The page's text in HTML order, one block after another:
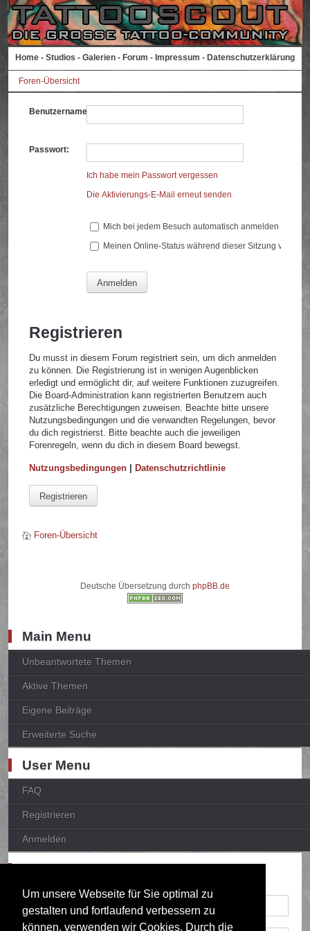
Um unsere Webseite für Sie optimal zu
gestalten und fortlaufend verbessern zu
können, verwenden wir Cookies. Durch die
Home - Studios - Galerien - Forum - Impressum - Datenschutzerklärung
Foren-Übersicht
Benutzername:
Passwort:
Ich habe mein Passwort vergessen
Die Aktivierungs-E-Mail erneut senden
Mich bei jedem Besuch automatisch anmelden
Meinen Online-Status während dieser Sitzung
Registrieren
Du musst in diesem Forum registriert sein, um dich anmelden
zu können. Die Registrierung ist in wenigen Augenblicken
erledigt und ermöglicht dir, auf weitere Funktionen zuzugreifen.
Die Board-Administration kann registrierten Benutzern auch
zusätzliche Berechtigungen zuweisen. Beachte bitte unsere
Nutzungsbedingungen und die verwandten Regelungen, bevor
du dich registrierst. Bitte beachte auch die jeweiligen
Forenregeln, wenn du dich in diesem Board bewegst.
Nutzungsbedingungen |Datenschutzrichtlinie
Registrieren
Foren-Übersicht
Deutsche Übersetzung durch phpBB.de
Main Menu
Unbeantwortete Themen
Aktive Themen
Eigene Beiträge
Erweiterte Suche
User Menu
FAQ
Registrieren
Anmelden